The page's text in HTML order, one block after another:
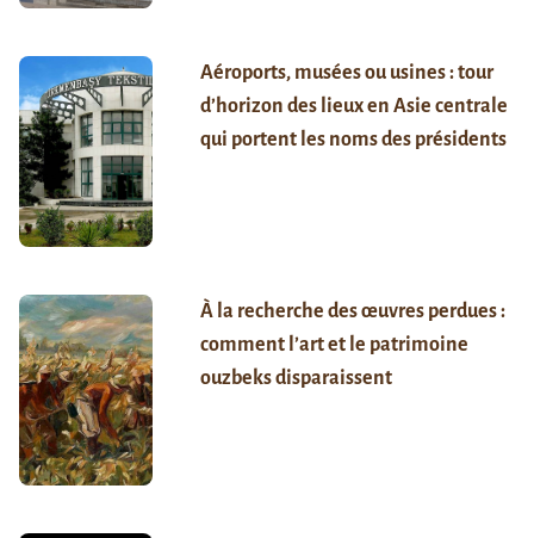
Aéroports, musées ou usines : tour
d’horizon des lieux en Asie centrale
qui portent les noms des présidents
À la recherche des œuvres perdues :
comment l’art et le patrimoine
ouzbeks disparaissent